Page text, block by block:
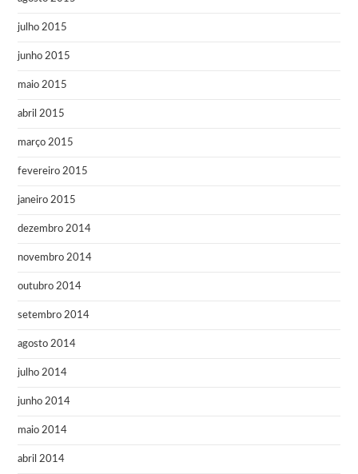
julho 2015
junho 2015
maio 2015
abril 2015
março 2015
fevereiro 2015
janeiro 2015
dezembro 2014
novembro 2014
outubro 2014
setembro 2014
agosto 2014
julho 2014
junho 2014
maio 2014
abril 2014